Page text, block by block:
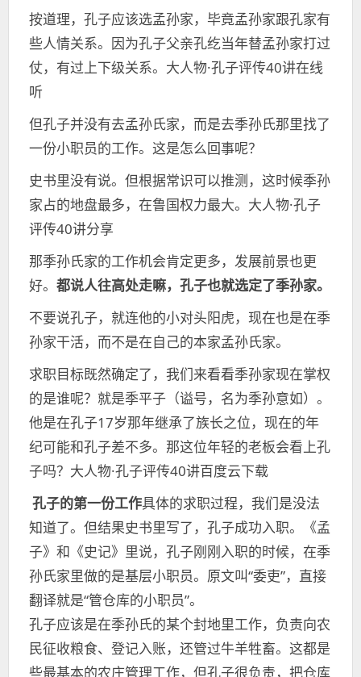
按道理，孔子应该选孟孙家，毕竟孟孙家跟孔家有
些人情关系。因为孔子父亲孔纥当年替孟孙家打过
仗，有过上下级关系。大人物·孔子评传40讲在线
听
但孔子并没有去孟孙氏家，而是去季孙氏那里找了
一份小职员的工作。这是怎么回事呢？
史书里没有说。但根据常识可以推测，这时候季孙
家占的地盘最多，在鲁国权力最大。大人物·孔子
评传40讲分享
那季孙氏家的工作机会肯定更多，发展前景也更
好。 都说人往高处走嘛，孔子也就选定了季孙家。
不要说孔子，就连他的小对头阳虎，现在也是在季
孙家干活，而不是在自己的本家孟孙氏家。
求职目标既然确定了，我们来看看季孙家现在掌权
的是谁呢？就是季平子（谥号，名为季孙意如）。
他是在孔子17岁那年继承了族长之位，现在的年
纪可能和孔子差不多。那这位年轻的老板会看上孔
子吗？大人物·孔子评传40讲百度云下载
孔子的第一份工作具体的求职过程，我们是没法
知道了。但结果史书里写了，孔子成功入职。《孟
子》和《史记》里说，孔子刚刚入职的时候，在季
孙氏家里做的是基层小职员。原文叫“委吏”，直接
翻译就是“管仓库的小职员”。
孔子应该是在季孙氏的某个封地里工作，负责向农
民征收粮食、登记入账，还管过牛羊牲畜。这都是
些最基本的农庄管理工作，但孔子很负责，把仓库